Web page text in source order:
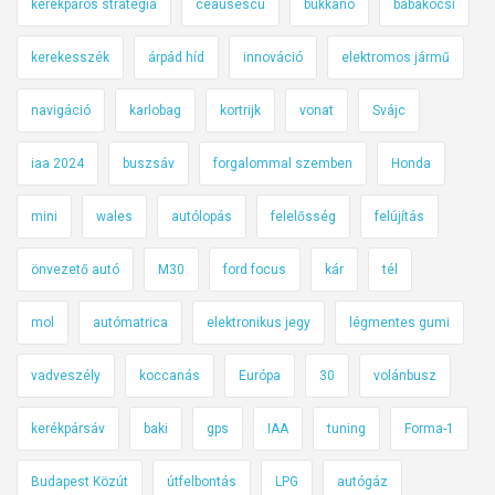
kerékpáros stratégia ceausescu bukkanó babakocsi
kerekesszék árpád híd innováció elektromos jármű
navigáció karlobag kortrijk vonat Svájc
iaa 2024 buszsáv forgalommal szemben Honda
mini wales autólopás felelősség felújítás
önvezető autó M30 ford focus kár tél
mol autómatrica elektronikus jegy légmentes gumi
vadveszély koccanás Európa 30 volánbusz
kerékpársáv baki gps IAA tuning Forma-1
Budapest Közút útfelbontás LPG autógáz